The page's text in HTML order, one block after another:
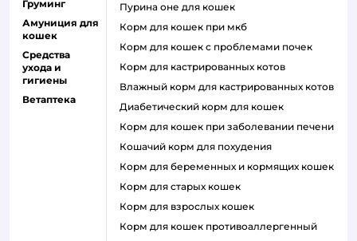
Груминг
Амуниция для
кошек
Средства
ухода и
гигиены
Ветаптека
пурина оне для кошек
корм для кошек при мкб
корм для кошек с проблемами почек
Корм для кастрированных котов
влажный корм для кастрированных котов
диабетический корм для кошек
корм для кошек при заболевании печени
кошачий корм для похудения
корм для беременных и кормящих кошек
корм для старых кошек
корм для взрослых кошек
корм для кошек противоаллергенный